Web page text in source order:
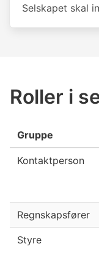
Selskapet skal
Roller i
Gruppe
Kontaktperson
Regnskapsfører
Styre